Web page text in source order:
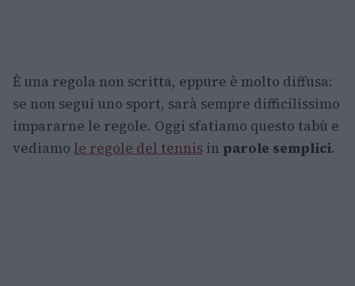
È una regola non scritta, eppure è molto diffusa:
se non segui uno sport, sarà sempre difficilissimo
impararne le regole. Oggi sfatiamo questo tabù e
vediamo le regole del tennis in parole semplici.